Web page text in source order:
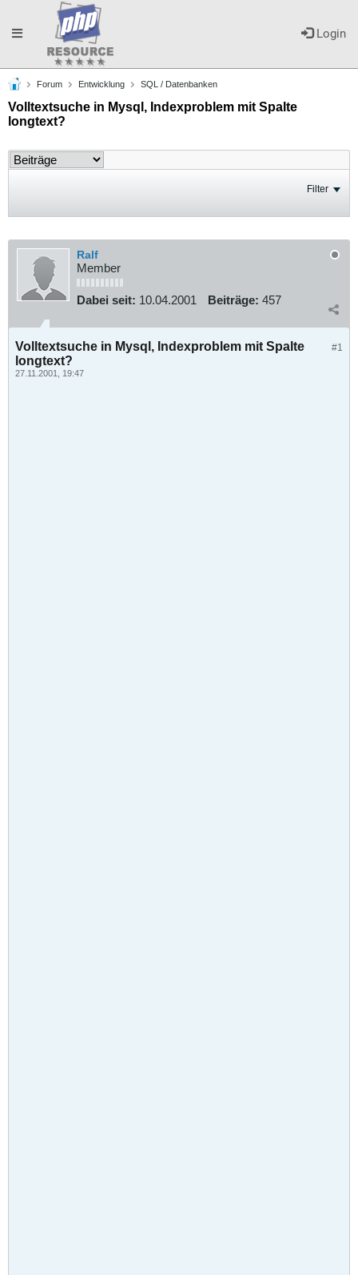
Login
Toggle
navigation
Forum Entwicklung SQL / Datenbanken
Volltextsuche in Mysql, Indexproblem mit Spalte
longtext?
Filter
Ralf
Member
Dabei seit: 10.04.2001 Beiträge: 457
#1
Volltextsuche in Mysql, Indexproblem mit Spalte
longtext?
27.11.2001, 19:47